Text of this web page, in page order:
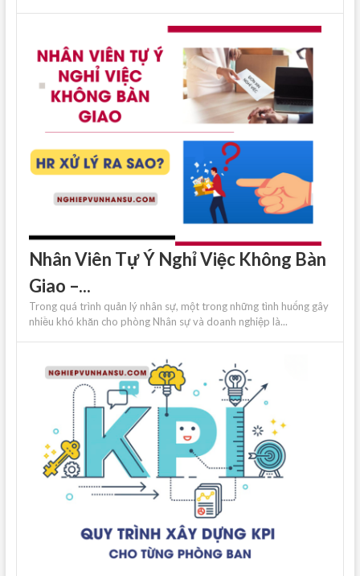
Nhân Viên Tự Ý Nghỉ Việc Không Bàn
Giao –...
Trong quá trình quản lý nhân sự, một trong những tình huống gây
nhiều khó khăn cho phòng Nhân sự và doanh nghiệp là...